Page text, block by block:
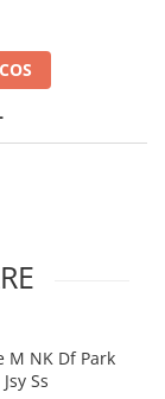
M NK Df Park
Ss